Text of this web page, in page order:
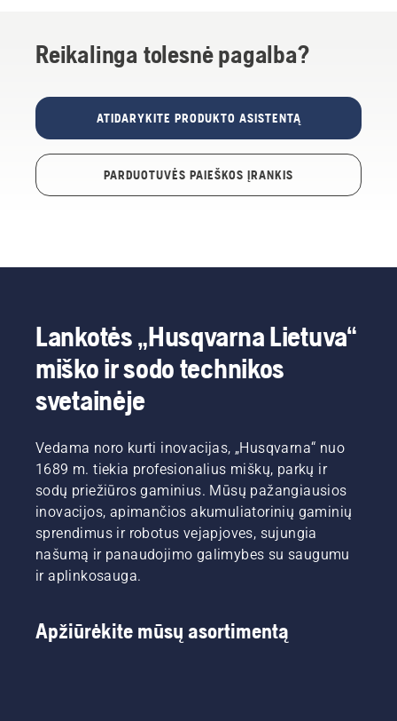
Reikalinga tolesnė pagalba?
ATIDARYKITE PRODUKTO ASISTENTĄ
PARDUOTUVĖS PAIEŠKOS ĮRANKIS
Lankotės „Husqvarna Lietuva“
miško ir sodo technikos
svetainėje
Vedama noro kurti inovacijas, „Husqvarna“ nuo
1689 m. tiekia profesionalius miškų, parkų ir
sodų priežiūros gaminius. Mūsų pažangiausios
inovacijos, apimančios akumuliatorinių gaminių
sprendimus ir robotus vejapjoves, sujungia
našumą ir panaudojimo galimybes su saugumu
ir aplinkosauga.
Apžiūrėkite mūsų asortimentą